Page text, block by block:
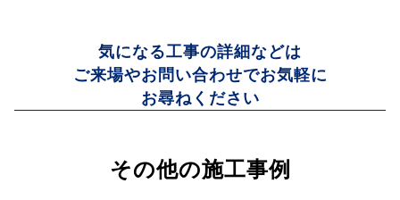
気になる工事の詳細などは
ご来場やお問い合わせでお気軽に
お尋ねください
その他の施工事例